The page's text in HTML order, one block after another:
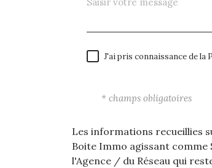
J'ai pris connaissance de
* champs obligatoires
Les informations recueillies
Boite Immo agissant
l'Agence / du Réseau qui